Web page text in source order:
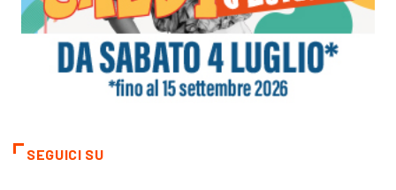
SEGUICI SU